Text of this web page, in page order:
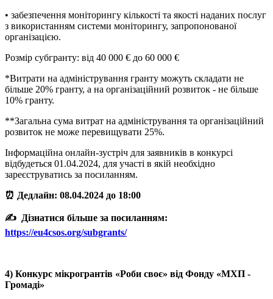
• забезпечення моніторингу кількості та якості наданих послуг
з використанням системи моніторингу, запропонованої
організацією.
Розмір субгранту: від 40 000 € до 60 000 €
*Витрати на адміністрування гранту можуть складати не
більше 20% гранту, а на організаційний розвиток - не більше
10% гранту.
**Загальна сума витрат на адміністрування та організаційний
розвиток не може перевищувати 25%.
Інформаційна онлайн-зустріч для заявників в конкурсі
відбудеться 01.04.2024, для участі в якій необхідно
зареєструватись за посиланням.
⏰ Дедлайн: 08.04.2024 до 18:00
✍️ Дізнатися більше за посиланням:
https://eu4csos.org/subgrants/
4) Конкурс мікрогрантів «Роби своє» від Фонду «МХП -
Громаді»